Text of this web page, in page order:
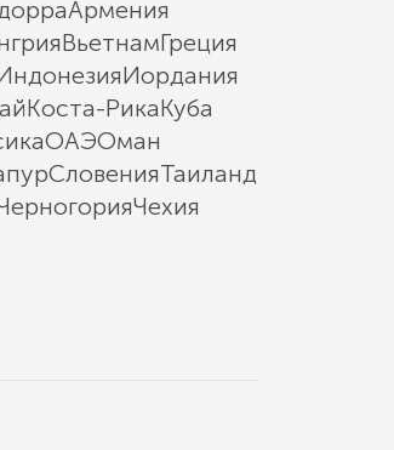
Армения
ВьетнамГреция
Иордания
Коста-РикаКуба
ОАЭОман
СловенияТаиланд
Чехия